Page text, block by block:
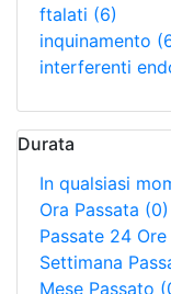
ftalati (6)
inquinamento
interferenti
Durata
In qualsiasi
Ora Passata (0)
Passate 24 Ore
Settimana
Mese Passato